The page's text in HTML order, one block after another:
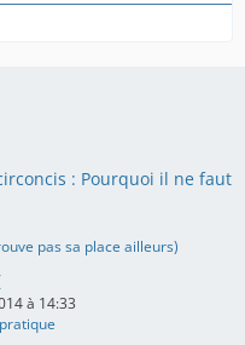
: Pourquoi il ne faut
pas sa place ailleurs)
à 14:33